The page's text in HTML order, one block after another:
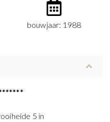
bouwjaar: 1988
5 in